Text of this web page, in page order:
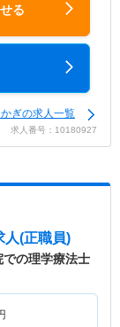
る
ぎの求人一覧
求人番号：10180927
人(正職員)
の理学療法士